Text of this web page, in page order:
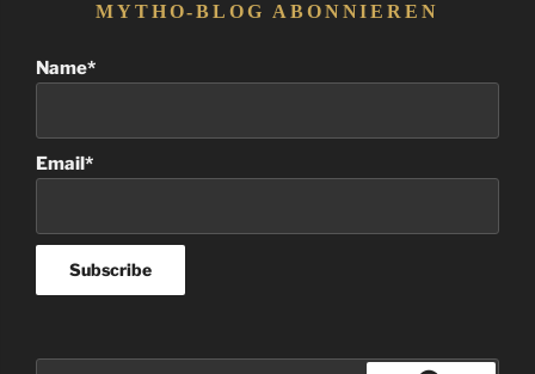
MYTHO-BLOG ABONNIEREN
Name*
Email*